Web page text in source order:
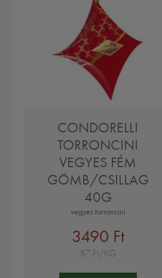
CONDORELLI
TORRONCINI
VEGYES FÉM
GÖMB/CSILLAG
40G
vegyes torroncini
3490 Ft
87 Ft/KG